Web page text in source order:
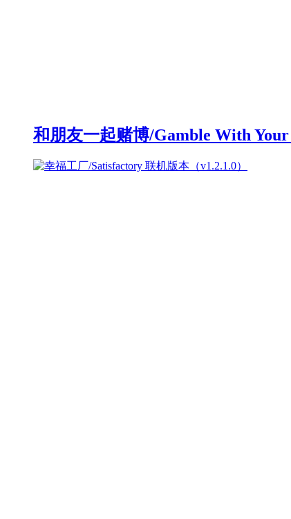
和朋友一起赌博/Gamble With